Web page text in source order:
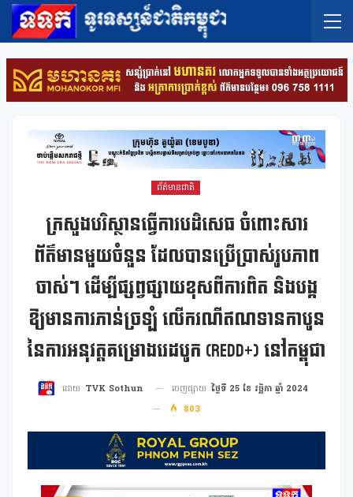
ព័ត៌មានជាតិ
ក្រសួងបរិស្ថានធ្វើការបដិសេធ ចំពោះសារ
ព័ត៌មានមួយចំនួន ដែលបានប្រើប្រាស់រូបភាព
ចាស់ៗ ដើម្បីផ្សព្វផ្សាយខុសពីការពិត និងបង្ក
ឱ្យមានការភាន់ច្រឡំ លើករណីឥណទានកាបូន
នៃការអនុវត្តគម្រោងរេដបូក (REDD+) នៅកម្ពុជា
ដោយ TVK Sothun ចេញផ្សាយ ថ្ងៃទី 25 ខែ វច្ឆិកា ឆ្នាំ 2024
803